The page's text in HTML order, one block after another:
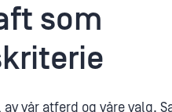
som
vår atferd og våre valg.